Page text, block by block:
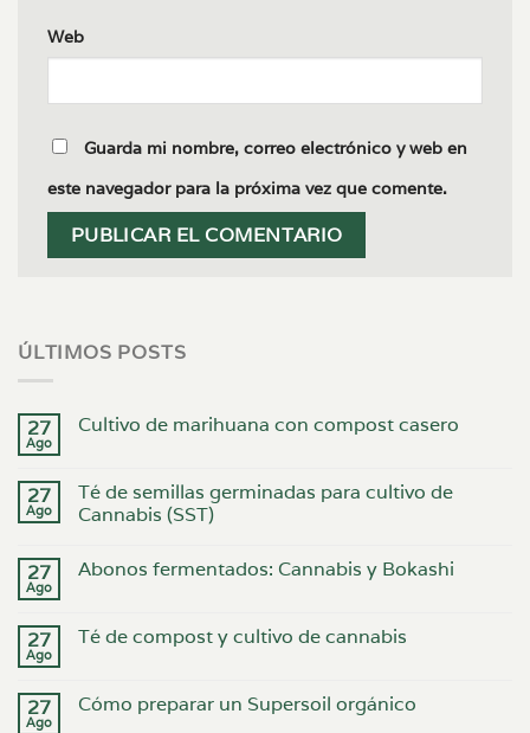
Web
Guarda mi nombre, correo electrónico y web en
este navegador para la próxima vez que comente.
ÚLTIMOS POSTS
27
Ago
Cultivo de marihuana con compost casero
27
Ago
Té de semillas germinadas para cultivo de
Cannabis (SST)
27
Ago
Abonos fermentados: Cannabis y Bokashi
27
Ago
Té de compost y cultivo de cannabis
27
Ago
Cómo preparar un Supersoil orgánico